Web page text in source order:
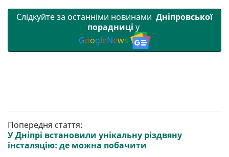
Слідкуйте за останніми новинами Дніпровської
порадниці у
GoogleNews
Попередня стаття:
У Дніпрі встановили унікальну різдвяну
інсталяцію: де можна побачити